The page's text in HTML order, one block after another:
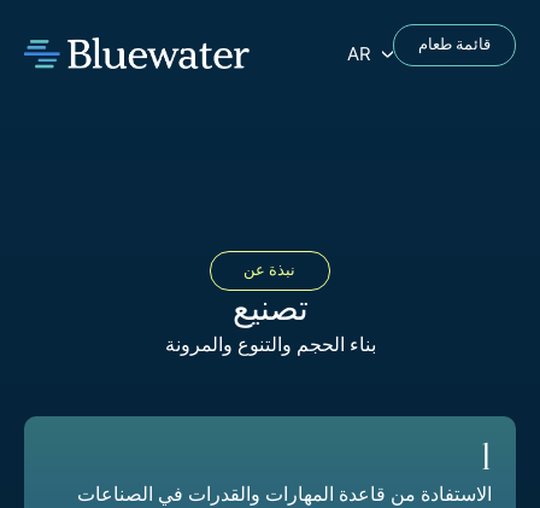
AR قائمة طعام
تصنيع
نبذة عن
بناء الحجم والتنوع والمرونة
1
الاستفادة من قاعدة المهارات والقدرات في الصناعات